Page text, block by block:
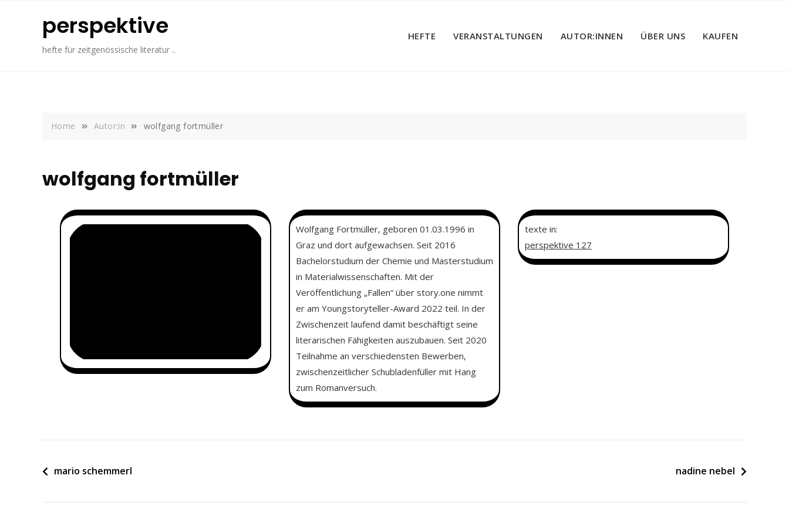
perspektive
hefte für zeitgenössische literatur ..
HEFTE VERANSTALTUNGEN AUTOR:INNEN ÜBER UNS KAUFEN
Home Autor:in wolfgang fortmüller
wolfgang fortmüller
Wolfgang Fortmüller, geboren 01.03.1996 in
Graz und dort aufgewachsen. Seit 2016
Bachelorstudium der Chemie und Masterstudium
in Materialwissenschaften. Mit der
Veröffentlichung „Fallen“ über story.one nimmt
er am Youngstoryteller-Award 2022 teil. In der
Zwischenzeit laufend damit beschäftigt seine
literarischen Fähigkeiten auszubauen. Seit 2020
Teilnahme an verschiedensten Bewerben,
zwischenzeitlicher Schubladenfüller mit Hang
zum Romanversuch.
texte in:
perspektive 127
Beitragsnavigation
mario schemmerl nadine nebel